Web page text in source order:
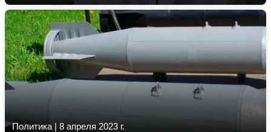
Политика| 8 апреля 2023 г.